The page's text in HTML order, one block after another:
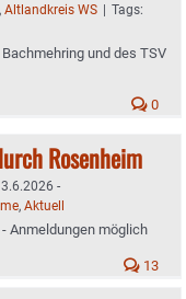
, Altlandkreis WS | Tags:
und des TSV
0
Rosenheim
-
, Aktuell
Anmeldungen möglich
13